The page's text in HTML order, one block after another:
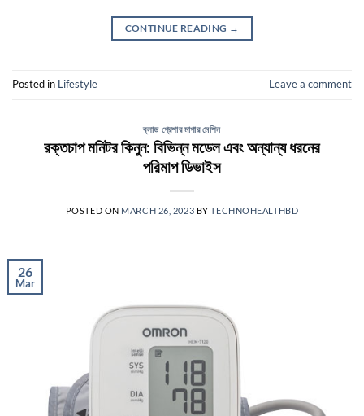
CONTINUE READING →
Posted in Lifestyle Leave a comment
ব্লাড প্রেশার মাপার মেশিন
রক্তচাপ মনিটর কিনুন: বিভিন্ন মডেল এবং অন্যান্য ধরনের
পরিমাপ ডিভাইস
POSTED ON MARCH 26, 2023 BYTECHNOHEALTHBD
26
Mar